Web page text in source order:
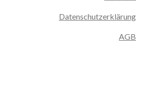
Datenschutzerklärung
AGB